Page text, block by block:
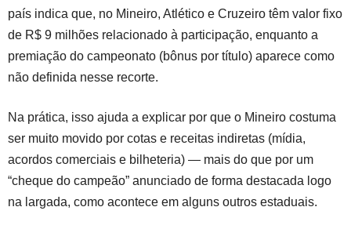
país indica que, no Mineiro, Atlético e Cruzeiro têm valor fixo
de R$ 9 milhões relacionado à participação, enquanto a
premiação do campeonato (bônus por título) aparece como
não definida nesse recorte.
Na prática, isso ajuda a explicar por que o Mineiro costuma
ser muito movido por cotas e receitas indiretas (mídia,
acordos comerciais e bilheteria) — mais do que por um
“cheque do campeão” anunciado de forma destacada logo
na largada, como acontece em alguns outros estaduais.